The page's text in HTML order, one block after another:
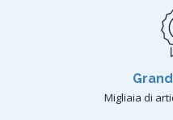
Migliaia di